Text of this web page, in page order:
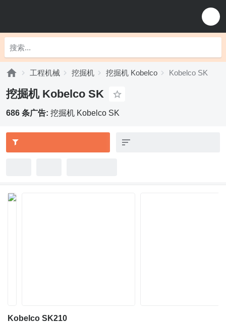
工程机械 挖掘机 挖掘机 Kobelco Kobelco SK
挖掘机 Kobelco SK
686 条广告: 挖掘机 Kobelco SK
Kobelco SK210